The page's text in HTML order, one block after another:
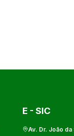
E - SIC
Av. Dr. João da